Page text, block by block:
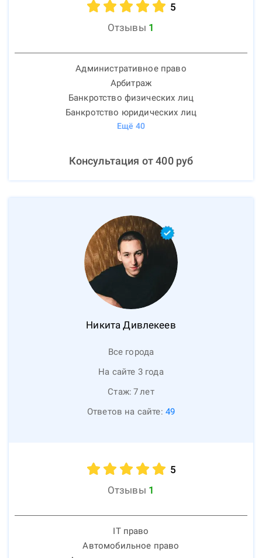
5
Отзывы 1
Административное право
Арбитраж
Банкротство физических лиц
Банкротство юридических лиц
Ещё 40
Консультация от400руб
Никита Дивлекеев
Все города
На сайте 3 года
Стаж: 7лет
Ответов на сайте: 49
5
Отзывы 1
IT право
Автомобильное право